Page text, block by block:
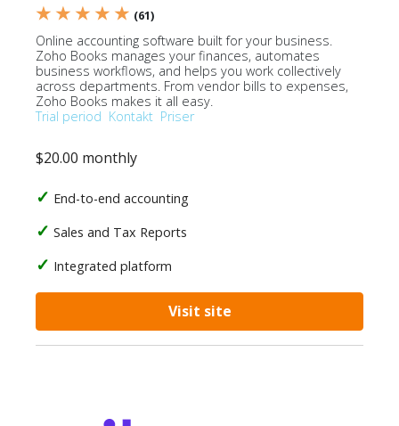
★ ★ ★ ★ ★ (61)
Online accounting software built for your business.
Zoho Books manages your finances, automates
business workflows, and helps you work collectively
across departments. From vendor bills to expenses,
Zoho Books makes it all easy.
Trial period Kontakt Priser
$20.00 monthly
End-to-end accounting
Sales and Tax Reports
Integrated platform
Visit site